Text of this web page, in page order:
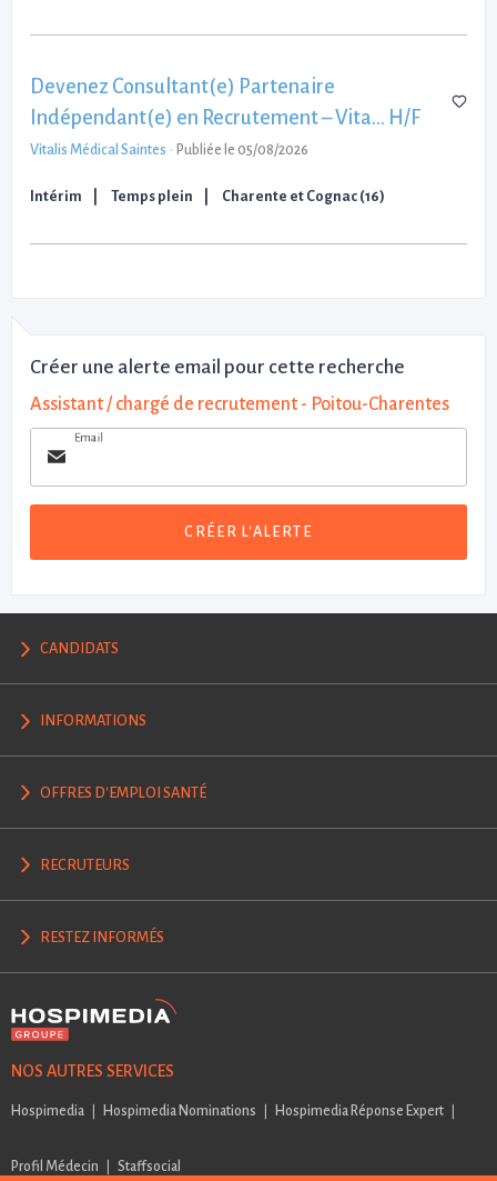
Devenez Consultant(e) Partenaire
Indépendant(e) en Recrutement – Vita… H/F
Vitalis Médical Saintes - Publiée le 05/08/2026
Intérim Temps plein Charente et Cognac (16)
Créer une alerte email pour cette recherche
Assistant / chargé de recrutement - Poitou-Charentes
Email
CRÉER L'ALERTE
CANDIDATS
INFORMATIONS
OFFRES D'EMPLOI SANTÉ
RECRUTEURS
RESTEZ INFORMÉS
NOS AUTRES SERVICES
Hospimedia Hospimedia Nominations Hospimedia Réponse Expert
Profil Médecin Staffsocial